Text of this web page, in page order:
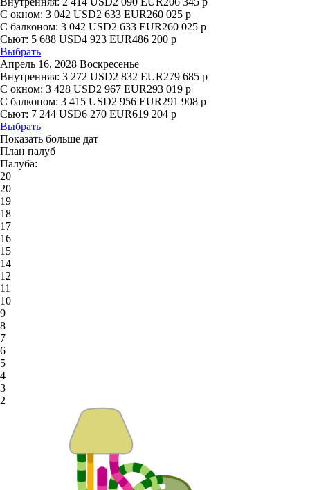
С окном: 3 042 USD2 633 EUR260 025 р
С балконом: 3 042 USD2 633 EUR260 025 р
Сьют: 5 688 USD4 923 EUR486 200 р
Выбрать
Апрель 16, 2028 Воскресенье
Внутренняя: 3 272 USD2 832 EUR279 685 р
С окном: 3 428 USD2 967 EUR293 019 р
С балконом: 3 415 USD2 956 EUR291 908 р
Сьют: 7 244 USD6 270 EUR619 204 р
Выбрать
Показать больше дат
План палуб
Палуба:
20
20
19
18
17
16
15
14
12
11
10
9
8
7
6
5
4
3
2